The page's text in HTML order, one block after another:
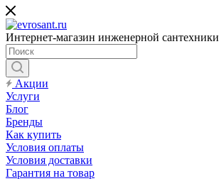
Интернет-магазин инженерной сантехники
Акции
Услуги
Блог
Бренды
Как купить
Условия оплаты
Условия доставки
Гарантия на товар